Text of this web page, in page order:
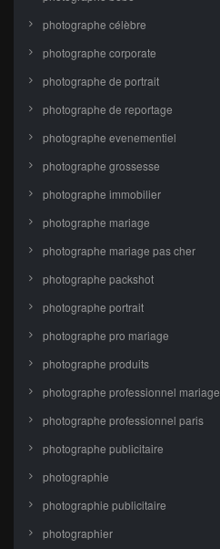
photographe célèbre
photographe corporate
photographe de portrait
photographe de reportage
photographe evenementiel
photographe grossesse
photographe immobilier
photographe mariage
photographe mariage pas cher
photographe packshot
photographe portrait
photographe pro mariage
photographe produits
photographe professionnel mariage
photographe professionnel paris
photographe publicitaire
photographie
photographie publicitaire
photographier